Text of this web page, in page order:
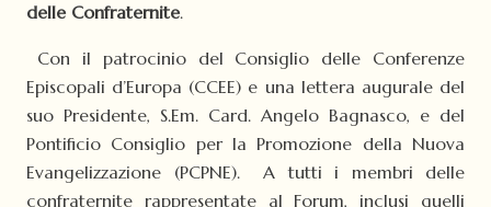
delle Confraternite.
Con il patrocinio del Consiglio delle Conferenze
Episcopali d’Europa (CCEE) e una lettera augurale del
suo Presidente, S.Em. Card. Angelo Bagnasco, e del
Pontificio Consiglio per la Promozione della Nuova
Evangelizzazione (PCPNE). A tutti i membri delle
confraternite rappresentate al Forum, inclusi quelli